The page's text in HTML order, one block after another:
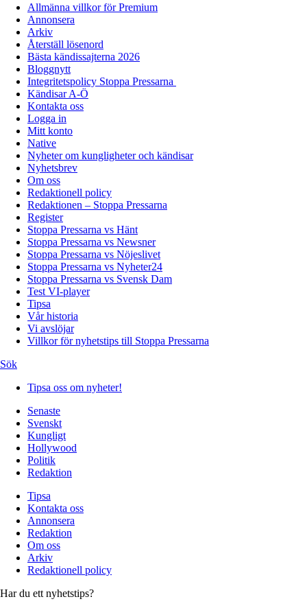
Allmänna villkor för Premium
Annonsera
Arkiv
Återställ lösenord
Bästa kändissajterna 2026
Bloggnytt
Integritetspolicy Stoppa Pressarna
Kändisar A-Ö
Kontakta oss
Logga in
Mitt konto
Native
Nyheter om kungligheter och kändisar
Nyhetsbrev
Om oss
Redaktionell policy
Redaktionen – Stoppa Pressarna
Register
Stoppa Pressarna vs Hänt
Stoppa Pressarna vs Newsner
Stoppa Pressarna vs Nöjeslivet
Stoppa Pressarna vs Nyheter24
Stoppa Pressarna vs Svensk Dam
Test VI-player
Tipsa
Vår historia
Vi avslöjar
Villkor för nyhetstips till Stoppa Pressarna
Sök
Tipsa oss om nyheter!
Senaste
Svenskt
Kungligt
Hollywood
Politik
Redaktion
Tipsa
Kontakta oss
Annonsera
Redaktion
Om oss
Arkiv
Redaktionell policy
Har du ett nyhetstips?